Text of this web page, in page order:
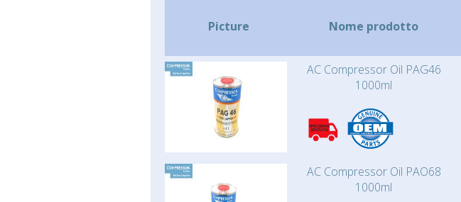
Picture Nome prodotto
AC Compressor Oil PAG46
1000ml
AC Compressor Oil PAO68
1000ml